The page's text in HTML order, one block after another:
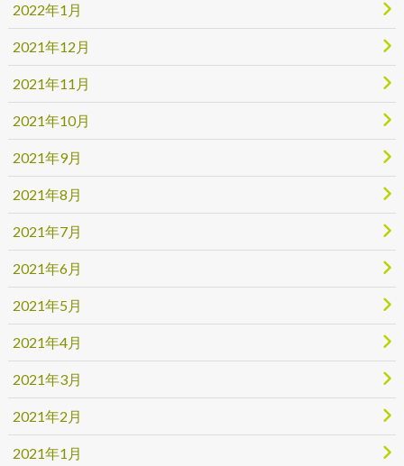
2022年1月
2021年12月
2021年11月
2021年10月
2021年9月
2021年8月
2021年7月
2021年6月
2021年5月
2021年4月
2021年3月
2021年2月
2021年1月